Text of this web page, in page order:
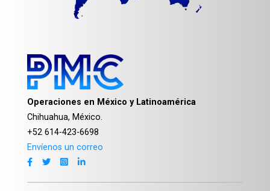
Operaciones en México y Latinoamérica
Chihuahua, México.
+52 614-423-6698
Envíenos un correo